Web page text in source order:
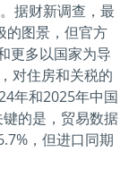
据财新调查，最
的图景，但官方
更多以国家为导
对住房和关税的
年和2025年中国
的是，贸易数据
，但进口同期